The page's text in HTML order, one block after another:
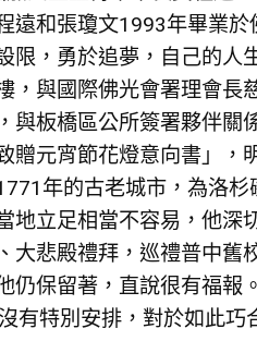
遠和張瓊文1993年畢業
限，勇於追夢，自己的人
，與國際佛光會署理會
與板橋區公所簽署夥伴
贈元宵節花燈意向書」
年的古老城市，為洛
地立足相當不容易，他深
大悲殿禮拜，巡禮普中
仍保留著，直說很有福
有特別安排，對於如此